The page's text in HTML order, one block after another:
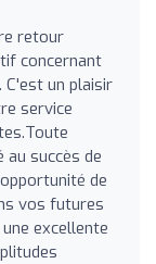
retour
concernant
C'est un plaisir
service
succès de
de
vos futures
excellente